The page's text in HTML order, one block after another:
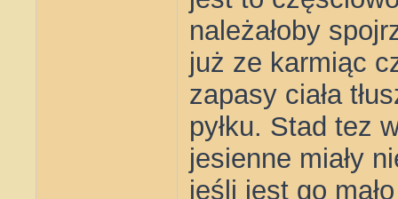
należałoby
już ze karmiąc
zapasy ciała
pyłku. Stad tez
jesienne miały
jeśli jest go